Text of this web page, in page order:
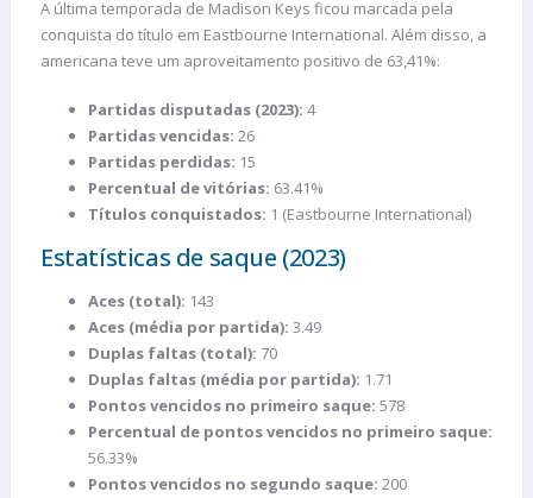
A última temporada de Madison Keys ficou marcada pela
conquista do título em Eastbourne International. Além disso, a
americana teve um aproveitamento positivo de 63,41%:
Partidas disputadas (2023): 4
Partidas vencidas: 26
Partidas perdidas: 15
Percentual de vitórias: 63.41%
Títulos conquistados: 1 (Eastbourne International)
Estatísticas de saque (2023)
Aces (total): 143
Aces (média por partida): 3.49
Duplas faltas (total): 70
Duplas faltas (média por partida): 1.71
Pontos vencidos no primeiro saque: 578
Percentual de pontos vencidos no primeiro saque:
56.33%
Pontos vencidos no segundo saque: 200